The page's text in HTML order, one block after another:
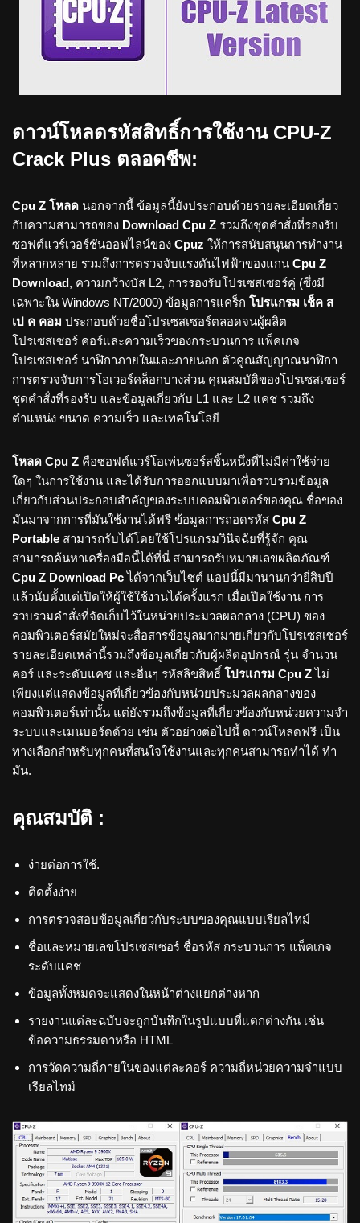
ดาวน์โหลดรหัสสิทธิ์การใช้งาน CPU-Z
Crack Plus ตลอดชีพ:
Cpu Z โหลด นอกจากนี้ ข้อมูลนี้ยังประกอบด้วยรายละเอียดเกี่ยว
กับความสามารถของ Download Cpu Z รวมถึงชุดคำสั่งที่รองรับ
ซอฟต์แวร์เวอร์ชันออฟไลน์ของ Cpuz ให้การสนับสนุนการทำงาน
ที่หลากหลาย รวมถึงการตรวจจับแรงดันไฟฟ้าของแกน Cpu Z
Download, ความกว้างบัส L2, การรองรับโปรเซสเซอร์คู่ (ซึ่งมี
เฉพาะใน Windows NT/2000) ข้อมูลการแคร็ก โปรแกรม เช็ค ส
เป ค คอม ประกอบด้วยชื่อโปรเซสเซอร์ตลอดจนผู้ผลิต
โปรเซสเซอร์ คอร์และความเร็วของกระบวนการ แพ็คเกจ
โปรเซสเซอร์ นาฬิกาภายในและภายนอก ตัวคูณสัญญาณนาฬิกา
การตรวจจับการโอเวอร์คล็อกบางส่วน คุณสมบัติของโปรเซสเซอร์
ชุดคำสั่งที่รองรับ และข้อมูลเกี่ยวกับ L1 และ L2 แคช รวมถึง
ตำแหน่ง ขนาด ความเร็ว และเทคโนโลยี
โหลด Cpu Z คือซอฟต์แวร์โอเพ่นซอร์สชิ้นหนึ่งที่ไม่มีค่าใช้จ่าย
ใดๆ ในการใช้งาน และได้รับการออกแบบมาเพื่อรวบรวมข้อมูล
เกี่ยวกับส่วนประกอบสำคัญของระบบคอมพิวเตอร์ของคุณ ชื่อของ
มันมาจากการที่มันใช้งานได้ฟรี ข้อมูลการถอดรหัส Cpu Z
Portable สามารถรับได้โดยใช้โปรแกรมวินิจฉัยที่รู้จัก คุณ
สามารถค้นหาเครื่องมือนี้ได้ที่นี่ สามารถรับหมายเลขผลิตภัณฑ์
Cpu Z Download Pcได้จากเว็บไซต์ แอปนี้มีมานานกว่ายี่สิบปี
แล้วนับตั้งแต่เปิดให้ผู้ใช้ใช้งานได้ครั้งแรก เมื่อเปิดใช้งาน การ
รวบรวมคำสั่งที่จัดเก็บไว้ในหน่วยประมวลผลกลาง (CPU) ของ
คอมพิวเตอร์สมัยใหม่จะสื่อสารข้อมูลมากมายเกี่ยวกับโปรเซสเซอร์
รายละเอียดเหล่านี้รวมถึงข้อมูลเกี่ยวกับผู้ผลิตอุปกรณ์ รุ่น จำนวน
คอร์ และระดับแคช และอื่นๆ รหัสลิขสิทธิ์ โปรแกรม Cpu Zไม่
เพียงแต่แสดงข้อมูลที่เกี่ยวข้องกับหน่วยประมวลผลกลางของ
คอมพิวเตอร์เท่านั้น แต่ยังรวมถึงข้อมูลที่เกี่ยวข้องกับหน่วยความจำ
ระบบและเมนบอร์ดด้วย เช่น ตัวอย่างต่อไปนี้ ดาวน์โหลดฟรี เป็น
ทางเลือกสำหรับทุกคนที่สนใจใช้งานและทุกคนสามารถทำได้ ทำ
มัน.
คุณสมบัติ :
ง่ายต่อการใช้.
ติดตั้งง่าย
การตรวจสอบข้อมูลเกี่ยวกับระบบของคุณแบบเรียลไทม์
ชื่อและหมายเลขโปรเซสเซอร์ ชื่อรหัส กระบวนการ แพ็คเกจ
ระดับแคช
ข้อมูลทั้งหมดจะแสดงในหน้าต่างแยกต่างหาก
รายงานแต่ละฉบับจะถูกบันทึกในรูปแบบที่แตกต่างกัน เช่น
ข้อความธรรมดาหรือ HTML
การวัดความถี่ภายในของแต่ละคอร์ ความถี่หน่วยความจำแบบ
เรียลไทม์